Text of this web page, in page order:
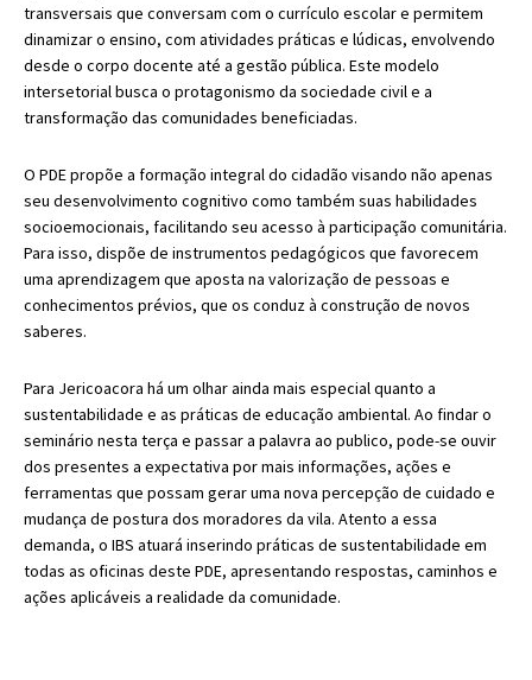
transversais que conversam com o currículo escolar e permitem
dinamizar o ensino, com atividades práticas e lúdicas, envolvendo
desde o corpo docente até a gestão pública. Este modelo
intersetorial busca o protagonismo da sociedade civil e a
transformação das comunidades beneficiadas.
O PDE propõe a formação integral do cidadão visando não apenas
seu desenvolvimento cognitivo como também suas habilidades
socioemocionais, facilitando seu acesso à participação comunitária.
Para isso, dispõe de instrumentos pedagógicos que favorecem
uma aprendizagem que aposta na valorização de pessoas e
conhecimentos prévios, que os conduz à construção de novos
saberes.
Para Jericoacora há um olhar ainda mais especial quanto a
sustentabilidade e as práticas de educação ambiental. Ao findar o
seminário nesta terça e passar a palavra ao publico, pode-se ouvir
dos presentes a expectativa por mais informações, ações e
ferramentas que possam gerar uma nova percepção de cuidado e
mudança de postura dos moradores da vila. Atento a essa
demanda, o IBS atuará inserindo práticas de sustentabilidade em
todas as oficinas deste PDE, apresentando respostas, caminhos e
ações aplicáveis a realidade da comunidade.